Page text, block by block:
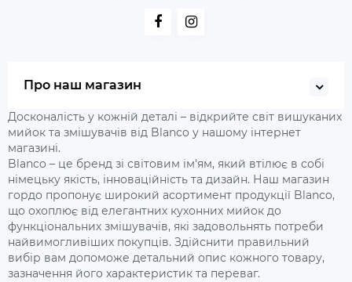
Про наш магазин
Досконалість у кожній деталі – відкрийте світ вишуканих
мийок та змішувачів від Blanco у нашому інтернет
магазині.
Blanco – це бренд зі світовим ім'ям, який втілює в собі
німецьку якість, інноваційність та дизайн. Наш магазин
гордо пропонує широкий асортимент продукції Blanco,
що охоплює від елегантних кухонних мийок до
функціональних змішувачів, які задовольнять потреби
найвимогливіших покупців. Здійснити правильний
вибір вам допоможе детальний опис кожного товару,
зазначення його характеристик та переваг.